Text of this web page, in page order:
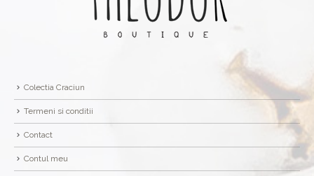
Colectia Craciun
Termeni si conditii
Contact
Contul meu